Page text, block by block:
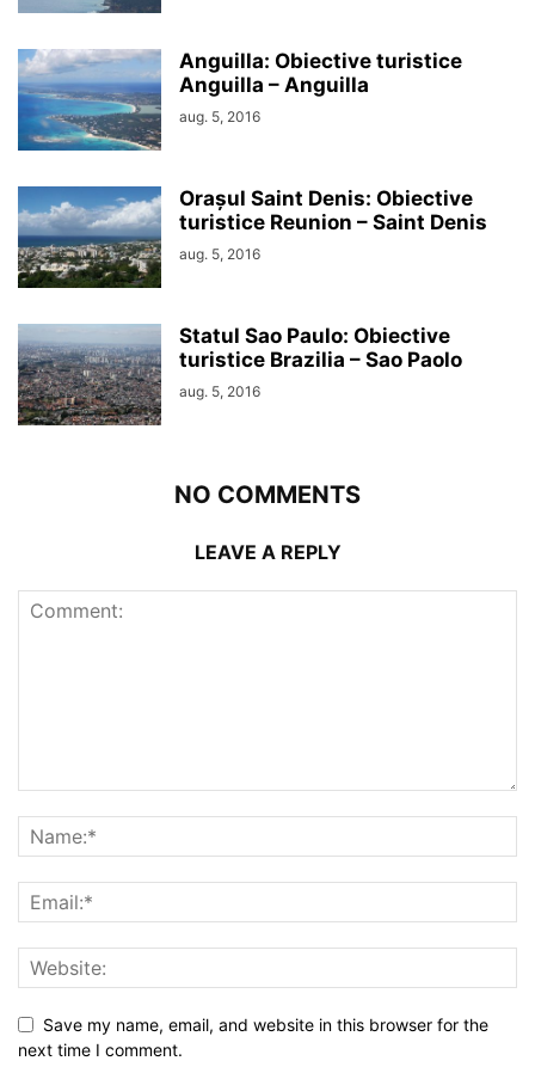
Anguilla: Obiective turistice
Anguilla – Anguilla
aug. 5, 2016
Orașul Saint Denis: Obiective
turistice Reunion – Saint Denis
aug. 5, 2016
Statul Sao Paulo: Obiective
turistice Brazilia – Sao Paolo
aug. 5, 2016
NO COMMENTS
LEAVE A REPLY
Save my name, email, and website in this browser for the
next time I comment.